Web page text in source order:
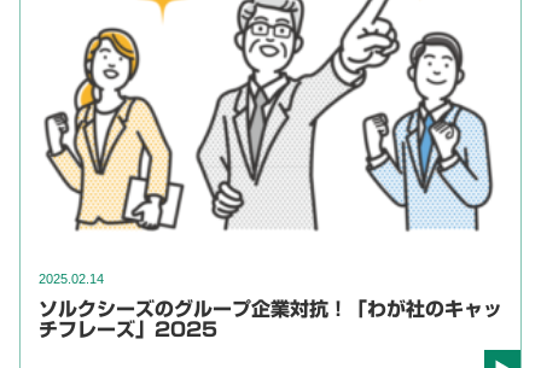
2025.02.14
ソルクシーズのグループ企業対抗！「わが社のキャッ
チフレーズ」2025